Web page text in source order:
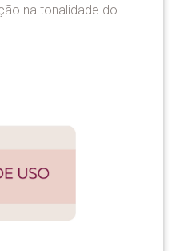
na tonalidade do